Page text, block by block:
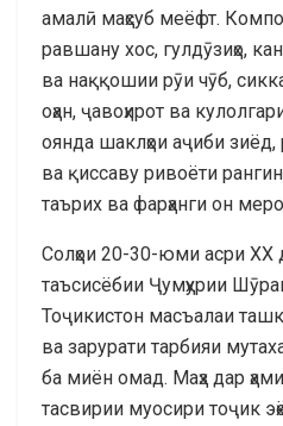
амалӣ маҳсуб меёфт.
равшану хос, гулдӯзиҳо,
ва наққошии рӯи чӯб,
оҳан, ҷавоҳирот ва
оянда шаклҳои аҷиби зиёд,
ва қиссаву ривоёти
таърих ва фарҳанги он
Солҳои 20-30-юми асри ХХ
таъсисёбии Ҷумҳурии
Тоҷикистон масъалаи
ва зарурати тарбияи
ба миён омад. Маҳз дар
тасвирии муосири тоҷик